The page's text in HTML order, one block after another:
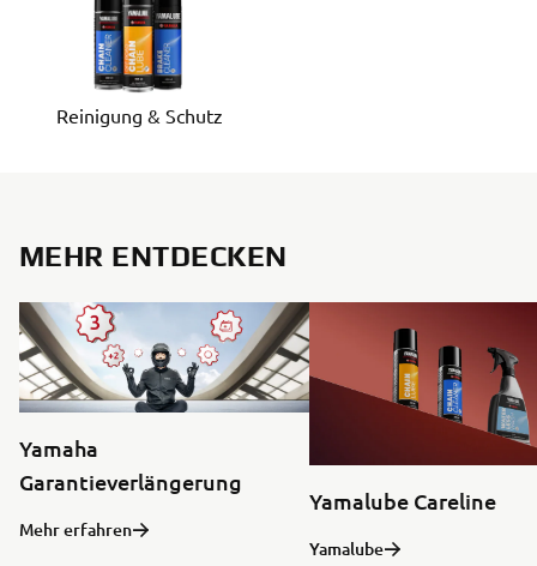
Reinigung & Schutz
MEHR ENTDECKEN
Yamaha
Garantieverlängerung
Mehr erfahren
Yamalube Careline
Yamalube